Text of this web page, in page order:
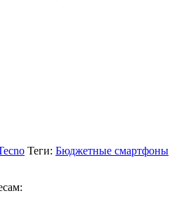
Теги: Бюджетные смартфоны